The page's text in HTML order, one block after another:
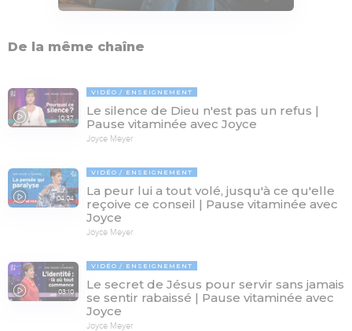
De la même chaîne
10:37
VIDÉO ENSEIGNEMENT
Le silence de Dieu n'est pas un refus |
Pause vitaminée avec Joyce
Joyce Meyer
04:04
VIDÉO ENSEIGNEMENT
La peur lui a tout volé, jusqu'à ce qu'elle
reçoive ce conseil | Pause vitaminée avec
Joyce
Joyce Meyer
03:10
VIDÉO ENSEIGNEMENT
Le secret de Jésus pour servir sans jamais
se sentir rabaissé | Pause vitaminée avec
Joyce
Joyce Meyer